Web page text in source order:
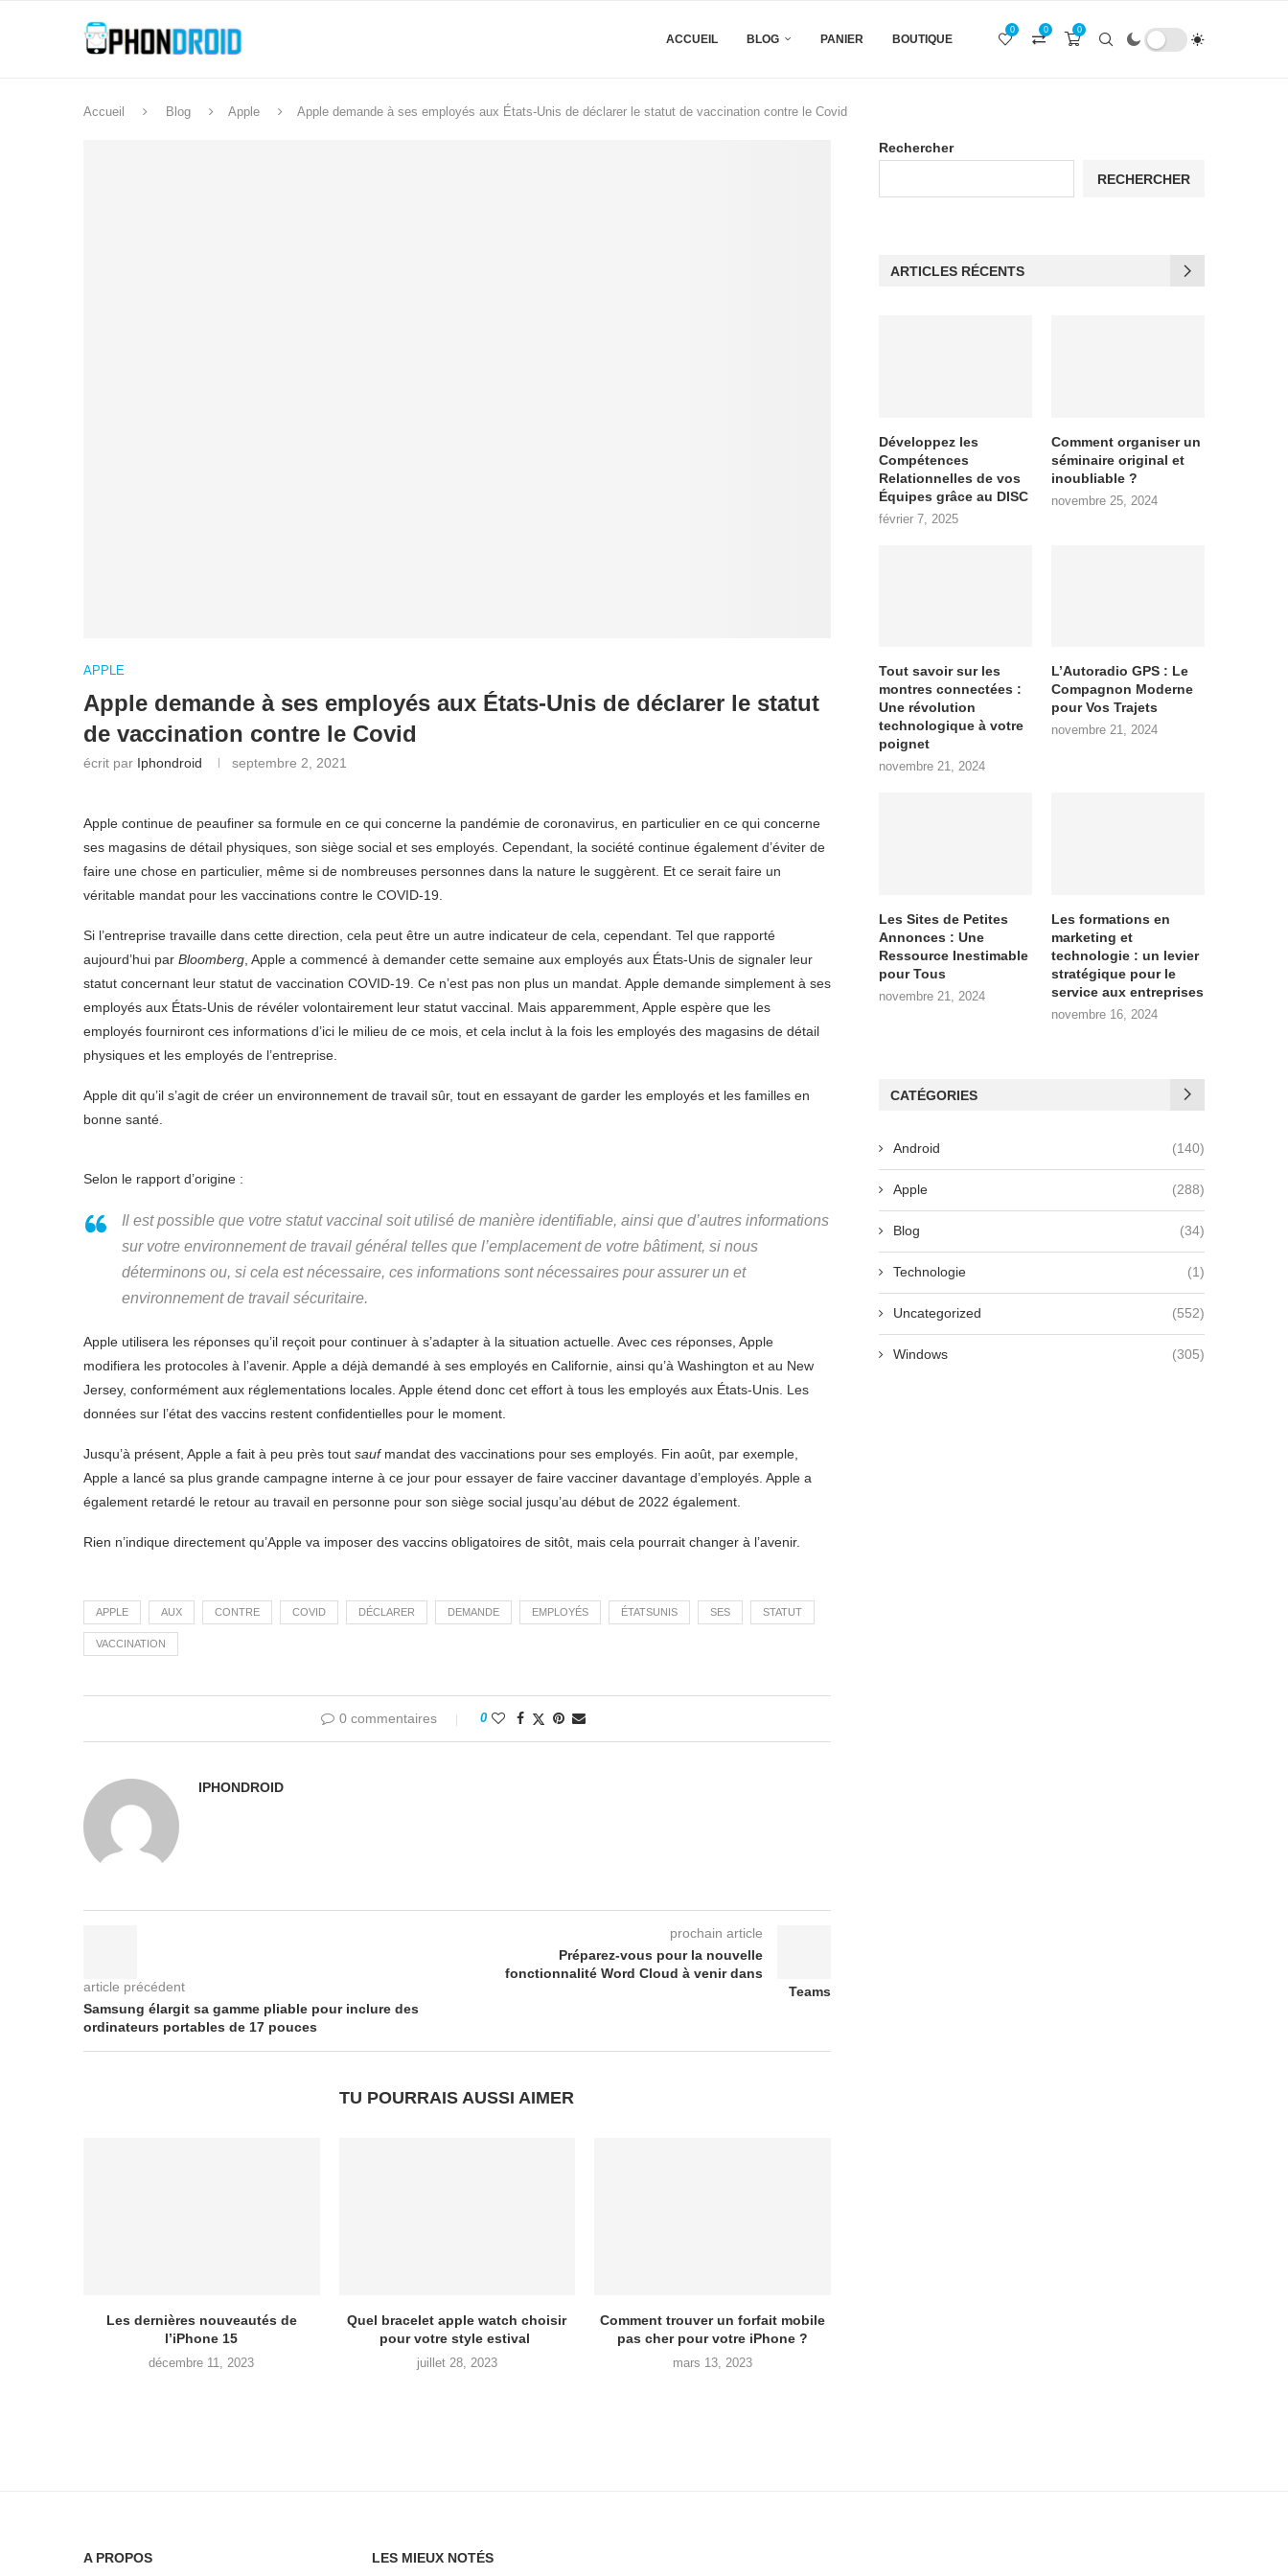
ACCUEIL BLOG PANIER BOUTIQUE
0
0
0
Accueil Blog Apple Apple demande à ses employés aux États-Unis de déclarer le statut de vaccination contre le Covid
APPLE
Apple demande à ses employés aux États-Unis de déclarer le statut
de vaccination contre le Covid
écrit par Iphondroid septembre 2, 2021
Apple continue de peaufiner sa formule en ce qui concerne la pandémie de coronavirus, en particulier en ce qui concerne
ses magasins de détail physiques, son siège social et ses employés. Cependant, la société continue également d’éviter de
faire une chose en particulier, même si de nombreuses personnes dans la nature le suggèrent. Et ce serait faire un
véritable mandat pour les vaccinations contre le COVID-19.
Si l’entreprise travaille dans cette direction, cela peut être un autre indicateur de cela, cependant. Tel que rapporté
aujourd’hui par Bloomberg , Apple a commencé à demander cette semaine aux employés aux États-Unis de signaler leur
statut concernant leur statut de vaccination COVID-19. Ce n’est pas non plus un mandat. Apple demande simplement à ses
employés aux États-Unis de révéler volontairement leur statut vaccinal. Mais apparemment, Apple espère que les
employés fourniront ces informations d’ici le milieu de ce mois, et cela inclut à la fois les employés des magasins de détail
physiques et les employés de l’entreprise.
Apple dit qu’il s’agit de créer un environnement de travail sûr, tout en essayant de garder les employés et les familles en
bonne santé.
Selon le rapport d’origine :
Il est possible que votre statut vaccinal soit utilisé de manière identifiable, ainsi que d’autres informations
sur votre environnement de travail général telles que l’emplacement de votre bâtiment, si nous
déterminons ou, si cela est nécessaire, ces informations sont nécessaires pour assurer un et
environnement de travail sécuritaire.
Apple utilisera les réponses qu’il reçoit pour continuer à s’adapter à la situation actuelle. Avec ces réponses, Apple
modifiera les protocoles à l’avenir. Apple a déjà demandé à ses employés en Californie, ainsi qu’à Washington et au New
Jersey, conformément aux réglementations locales. Apple étend donc cet effort à tous les employés aux États-Unis. Les
données sur l’état des vaccins restent confidentielles pour le moment.
Jusqu’à présent, Apple a fait à peu près tout saufmandat des vaccinations pour ses employés. Fin août, par exemple,
Apple a lancé sa plus grande campagne interne à ce jour pour essayer de faire vacciner davantage d’employés. Apple a
également retardé le retour au travail en personne pour son siège social jusqu’au début de 2022 également.
Rien n’indique directement qu’Apple va imposer des vaccins obligatoires de sitôt, mais cela pourrait changer à l’avenir.
APPLE AUX CONTRE COVID DÉCLARER DEMANDE EMPLOYÉS ÉTATSUNIS SES STATUT
VACCINATION
0 commentaires 0
IPHONDROID
article précédent
Samsung élargit sa gamme pliable pour inclure des
ordinateurs portables de 17 pouces
prochain article
Préparez-vous pour la nouvelle
fonctionnalité Word Cloud à venir dans
Teams
TU POURRAIS AUSSI AIMER
Les dernières nouveautés de
l’iPhone 15
décembre 11, 2023
Quel bracelet apple watch choisir
pour votre style estival
juillet 28, 2023
Comment trouver un forfait mobile
pas cher pour votre iPhone ?
mars 13, 2023
Rechercher
RECHERCHER
ARTICLES RÉCENTS
Développez les
Compétences
Relationnelles de vos
Équipes grâce au DISC
février 7, 2025
Comment organiser un
séminaire original et
inoubliable ?
novembre 25, 2024
Tout savoir sur les
montres connectées :
Une révolution
technologique à votre
poignet
novembre 21, 2024
L’Autoradio GPS : Le
Compagnon Moderne
pour Vos Trajets
novembre 21, 2024
Les Sites de Petites
Annonces : Une
Ressource Inestimable
pour Tous
novembre 21, 2024
Les formations en
marketing et
technologie : un levier
stratégique pour le
service aux entreprises
novembre 16, 2024
CATÉGORIES
Android (140)
Apple (288)
Blog (34)
Technologie (1)
Uncategorized (552)
Windows (305)
A PROPOS LES MIEUX NOTÉS